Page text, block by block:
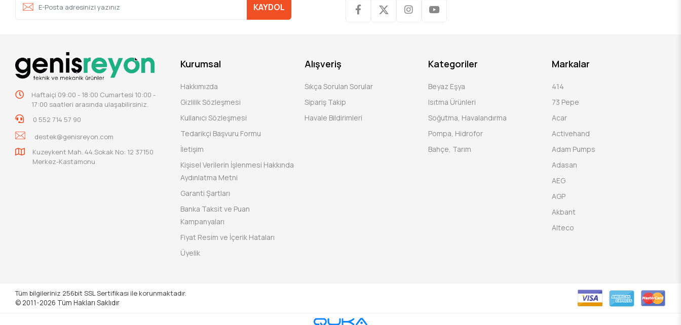
KAYDOL
Haftaiçi 09:00 - 18:00 Cumartesi 10:00 -
17:00 saatleri arasında ulaşabilirsiniz.
0 552 714 57 90
destek@genisreyon.com
Kuzeykent Mah. 44.Sokak No: 12 37150
Merkez-Kastamonu
Kurumsal
Hakkımızda
Gizlilik Sözleşmesi
Kullanıcı Sözleşmesi
Tedarikçi Başvuru Formu
İletişim
Kişisel Verilerin İşlenmesi Hakkında
Aydınlatma Metni
Garanti Şartları
Banka Taksit ve Puan
Kampanyaları
Fiyat Resim ve İçerik Hataları
Üyelik
Alışveriş
Sıkça Sorulan Sorular
Sipariş Takip
Havale Bildirimleri
Kategoriler
Beyaz Eşya
Isıtma Ürünleri
Soğutma, Havalandırma
Pompa, Hidrofor
Bahçe, Tarım
Markalar
414
73 Pepe
Acar
Activehand
Adam Pumps
Adasan
AEG
AGP
Akbant
Alteco
Tüm bilgileriniz 256bit SSL Sertifikası ile korunmaktadır.
© 2011-2026 Tüm Hakları Saklıdır